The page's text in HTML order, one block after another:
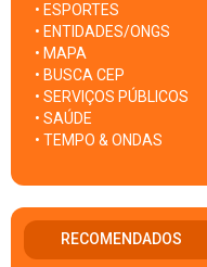
• ESPORTES
• ENTIDADES/ONGS
• MAPA
• BUSCA CEP
• SERVIÇOS PÚBLICOS
• SAÚDE
• TEMPO & ONDAS
RECOMENDADOS